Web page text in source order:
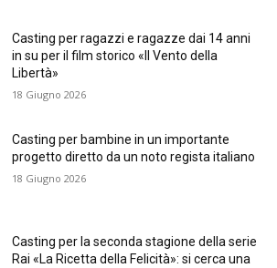
Casting per ragazzi e ragazze dai 14 anni
in su per il film storico «Il Vento della
Libertà»
18 Giugno 2026
Casting per bambine in un importante
progetto diretto da un noto regista italiano
18 Giugno 2026
Casting per la seconda stagione della serie
Rai «La Ricetta della Felicità»: si cerca una